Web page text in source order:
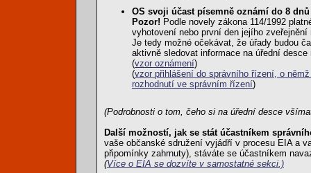
OS svoji účast písemně oznámí do 8
Pozor! Podle novely zákona 114/1992
vyhotovení nebo první den jejího
Je tedy možné očekávat, že úřady budou
aktivně sledovat informace na úřední desce
(vzor oznámení)
(vzor přihlášení do správního řízení, o
rozhodnutí ve správním řízení)
(Podrobnosti o tom, čeho si na úřední desce
Další možností, jak se stát účastníkem
vaše občanské sdružení vyjádří v procesu EIA a
připomínky zahrnuty), stáváte se účastníkem
(Více o EIA se dozvíte v samostatné sekci.)